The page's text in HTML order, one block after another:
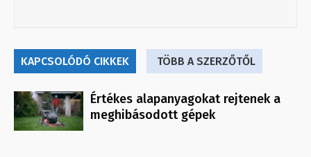
KAPCSOLÓDÓ CIKKEK TÖBB A SZERZŐTŐL
Értékes alapanyagokat rejtenek a
meghibásodott gépek